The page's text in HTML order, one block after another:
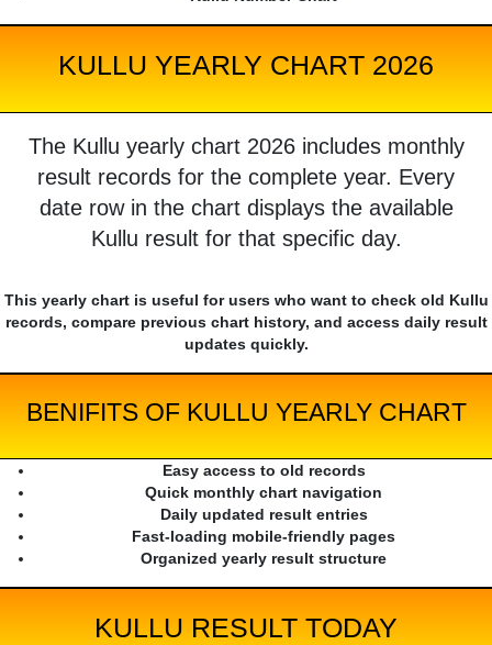
KULLU YEARLY CHART 2026
The Kullu yearly chart 2026 includes monthly
result records for the complete year. Every
date row in the chart displays the available
Kullu result for that specific day.
This yearly chart is useful for users who want to check old Kullu
records, compare previous chart history, and access daily result
updates quickly.
BENIFITS OF KULLU YEARLY CHART
Easy access to old records
Quick monthly chart navigation
Daily updated result entries
Fast-loading mobile-friendly pages
Organized yearly result structure
KULLU RESULT TODAY